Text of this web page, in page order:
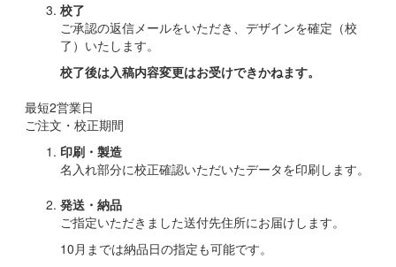
校了
ご承認の返信メールをいただき、デザインを確定（校
了）いたします。
校了後は入稿内容変更はお受けできかねます。
最短2営業日
ご注文・校正期間
印刷・製造
名入れ部分に校正確認いただいたデータを印刷します。
発送・納品
ご指定いただきました送付先住所にお届けします。
10月までは納品日の指定も可能です。